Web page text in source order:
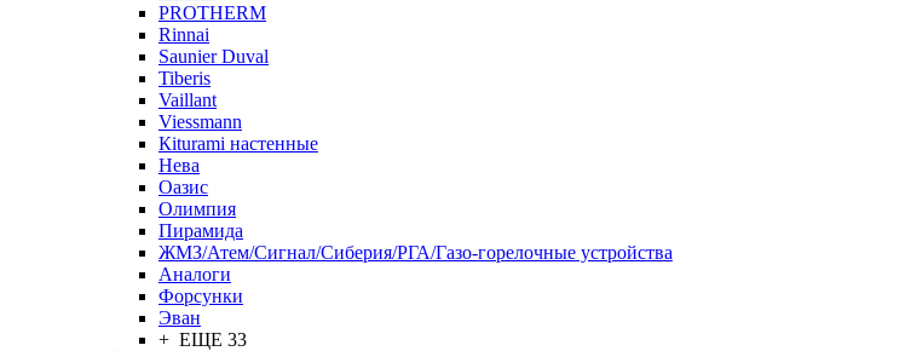
PROTHERM
Rinnai
Saunier Duval
Tiberis
Vaillant
Viessmann
Кiturami настенные
Нева
Оазис
Олимпия
Пирамида
ЖМЗ/Атем/Сигнал/Сиберия/РГА/Газо-горелочные устройства
Aналоги
Форсунки
Эван
+ ЕЩЕ 33